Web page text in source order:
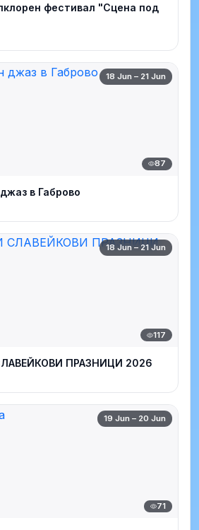
фестивал "Сцена под
18 Jun – 21 Jun
87
в Габрово
18 Jun – 21 Jun
117
ПРАЗНИЦИ 2026
19 Jun – 20 Jun
71